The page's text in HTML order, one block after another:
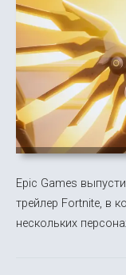
Epic Games
трейлер Fortnite, в
нескольких